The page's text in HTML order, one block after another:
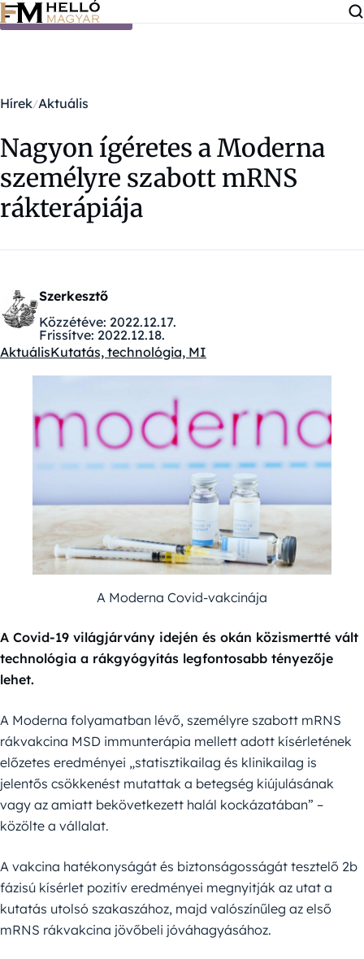
Ugrás a tartalomra
Hírek Aktuális
Nagyon ígéretes a Moderna
személyre szabott mRNS
rákterápiája
Szerkesztő
Közzétéve: 2022.12.17.
Frissítve: 2022.12.18.
Kategóriák:
AktuálisKutatás, technológia, MI
A Moderna Covid-vakcinája
A Covid-19 világjárvány idején és okán közismertté vált
technológia a rákgyógyítás legfontosabb tényezője
lehet.
A Moderna folyamatban lévő, személyre szabott mRNS
rákvakcina MSD immunterápia mellett adott kísérletének
előzetes eredményei „statisztikailag és klinikailag is
jelentős csökkenést mutattak a betegség kiújulásának
vagy az amiatt bekövetkezett halál kockázatában” –
közölte a vállalat.
A vakcina hatékonyságát és biztonságosságát tesztelő 2b
fázisú kísérlet pozitív eredményei megnyitják az utat a
kutatás utolsó szakaszához, majd valószínűleg az első
mRNS rákvakcina jövőbeli jóváhagyásához.